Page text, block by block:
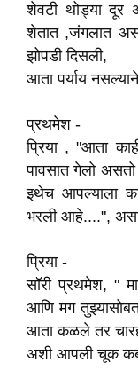
शेवटी थोड्या दूर
शेतात ,जंगलात
झोपडी दिसली,
आता पर्याय
प्रथमेश -
प्रिया , "आता
पावसात गेलो
इथेच आपल्याला
भरली आहे....",
प्रिया -
सॉरी प्रथमेश, "
आणि मग
आता कळले तर
अशी आपली चूक